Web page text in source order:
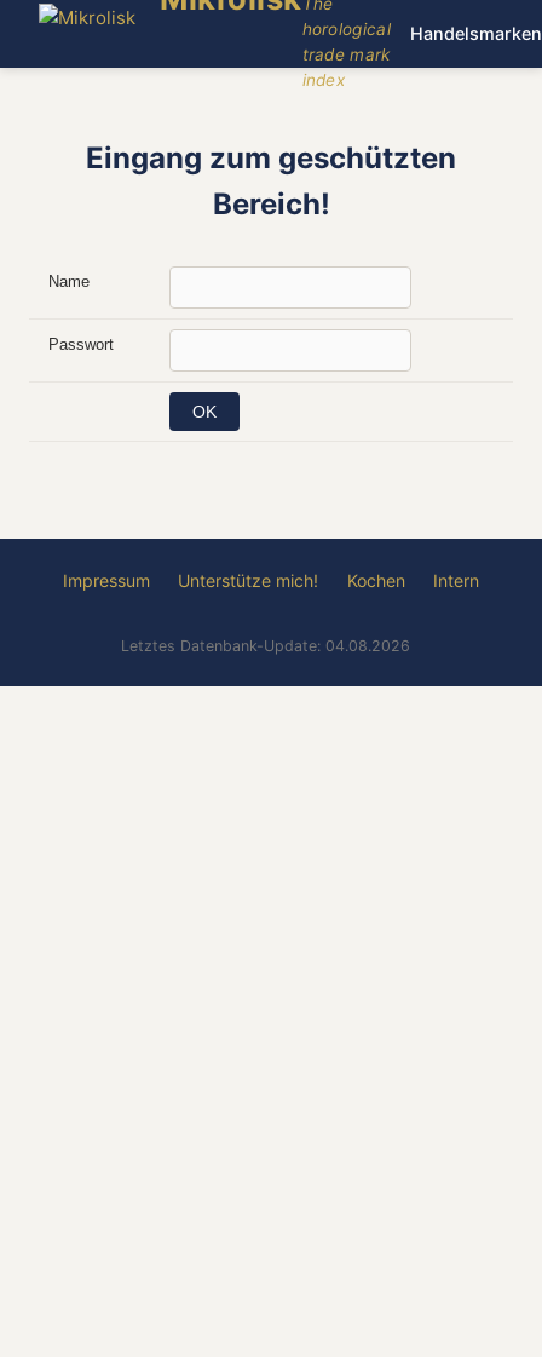
horological
trade mark
index
Handelsmarken
Eingang zum geschützten
Bereich!
Name
Passwort
Impressum Unterstütze mich! Kochen Intern
Letztes Datenbank-Update: 04.08.2026